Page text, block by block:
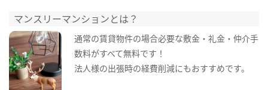
マンスリーマンションとは？
通常の賃貸物件の場合必要な敷金・礼金・仲介手
数料がすべて無料です！
法人様の出張時の経費削減にもおすすめです。